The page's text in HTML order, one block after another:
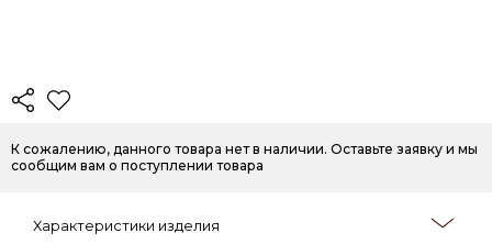
К сожалению, данного товара нет в наличии. Оставьте заявку и мы
сообщим вам о поступлении товара
Характеристики изделия